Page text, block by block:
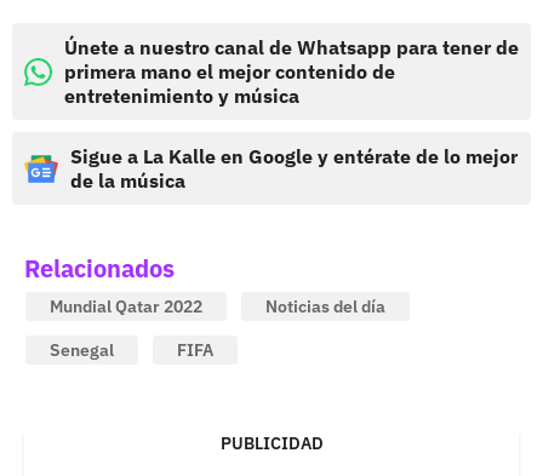
Únete a nuestro canal de Whatsapp para tener de
primera mano el mejor contenido de
entretenimiento y música
Sigue a La Kalle en Google y entérate de lo mejor
de la música
Relacionados
Mundial Qatar 2022
Noticias del día
Senegal
FIFA
PUBLICIDAD